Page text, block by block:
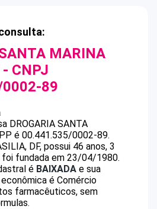
MARINA
- CNPJ
89
DROGARIA SANTA
é 00.441.535/0002-89.
DF, possui 46 anos, 3
foi fundada em 23/04/1980.
é BAIXADA e sua
é Comércio
farmacêuticos, sem